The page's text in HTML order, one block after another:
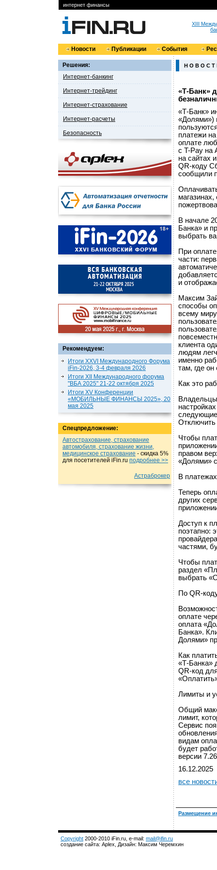
интернет финансы
XIII
Новости Публикации События
Решения:
Интернет-банкинг
Интернет-трейдинг
Интернет-страхование
Интернет-расчеты
Безопасность
Рекомендуем:
Итоги XXVI Международного Форума
iFin-2026, 3-4 февраля 2026
Итоги XII Международного форума
"ВБА 2025" 21-22 октября 2025
Итоги XV Конференции
«МОБИЛЬНЫЕ ФИНАНСЫ 2025», 20
мая 2025
Спецпредложение:
Автострахование, страхование
автомобиля, страхование жизни,
медицинское страхование - cкидка 5%
для посетителей iFin.ru подробнеe >>
Астраброкер
Н О В О С Т
«Т-Банк»
«Т-Банк»
«Долями»)
платежи
оплате
с T-Pay на
на сайтах
QR-коду
сообщили
В начале
Банка» и
выбрать
При
части:
и
Максим
способы
всему
клиента
людям
именно
там, где
Как это
следующие
Чтобы
правом
«Долями»
В платежах
Теперь
других
Доступ к
поэтапно:
частями,
Чтобы
раздел
выбрать
По QR-
оплате
оплата
Банка».
Долями»
Как
«Т-Банка»
QR-код
Лимиты и
Общий
лимит,
Сервис
видам
будет
версии
16.12.2025
все
Размещение
Copyright 2000-2010 iFin.ru, e-mail: mail@ifin.ru
создание сайта: Aplex, Дизайн: Максим Черемхин